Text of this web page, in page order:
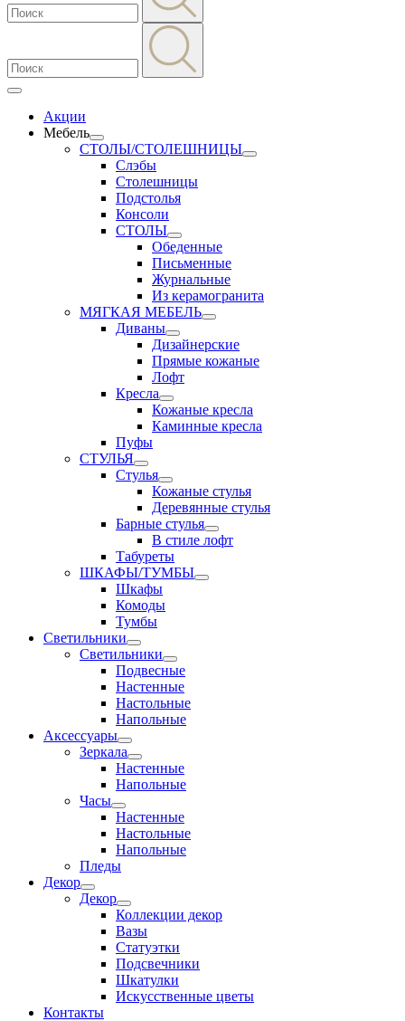
Акции
Мебель
СТОЛЫ/СТОЛЕШНИЦЫ
Слэбы
Столешницы
Подстолья
Консоли
СТОЛЫ
Обеденные
Письменные
Журнальные
Из керамогранита
МЯГКАЯ МЕБЕЛЬ
Диваны
Дизайнерские
Прямые кожаные
Лофт
Кресла
Кожаные кресла
Каминные кресла
Пуфы
СТУЛЬЯ
Стулья
Кожаные стулья
Деревянные стулья
Барные стулья
В стиле лофт
Табуреты
ШКАФЫ/ТУМБЫ
Шкафы
Комоды
Тумбы
Светильники
Светильники
Подвесные
Настенные
Настольные
Напольные
Аксессуары
Зеркала
Настенные
Напольные
Часы
Настенные
Настольные
Напольные
Пледы
Декор
Декор
Коллекции декор
Вазы
Статуэтки
Подсвечники
Шкатулки
Искусственные цветы
Контакты